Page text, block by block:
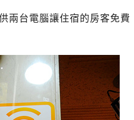
兩台電腦讓住宿的房客免費